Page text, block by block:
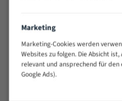
Technische Beschreibung:
Positiver Spanwinkel
Bandkörper aus
Marketing
Marketing-Cookies werden
Websites zu folgen. Die Absicht
relevant und ansprechend für den
Google Ads).